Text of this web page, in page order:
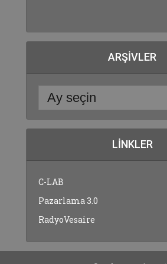
ARŞIVLER
LINKLER
C-LAB
Pazarlama 3.0
RadyoVesaire